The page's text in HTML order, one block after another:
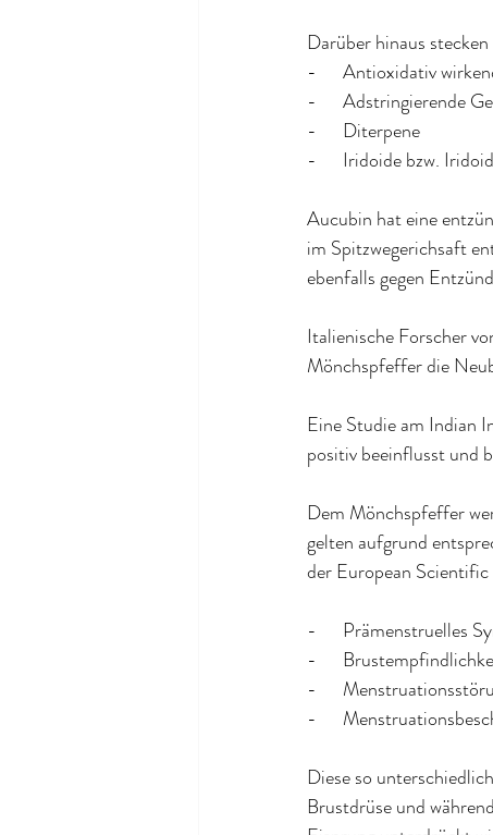
Darüber hinaus
-      Antioxidativ
-      Adstringierende
-      Diterpene
-      Iridoide bzw.
Aucubin hat eine
im Spitzwegerichsaft
ebenfalls gegen
Italienische Forscher
Mönchspfeffer die
Eine Studie am Indian
positiv beeinflusst und
Dem Mönchspfeffer
gelten aufgrund
der European
-
-
-
-
Diese so
Brustdrüse und